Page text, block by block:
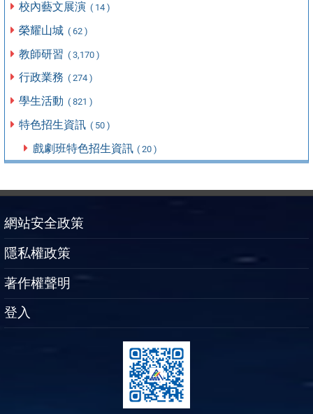
校內藝文展演 ( 14 )
榮耀山城 ( 62 )
教師研習 ( 3,170 )
行政業務 ( 274 )
學生活動 ( 821 )
特色招生資訊 ( 50 )
戲劇班特色招生資訊 ( 20 )
網站安全政策
隱私權政策
著作權聲明
登入